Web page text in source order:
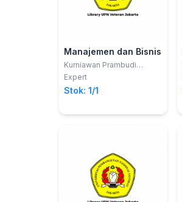
Manajemen dan Bisnis
Kurniawan Prambudi
Utomo; Sinta Rukiastiandari
Expert
Stok: 1/1